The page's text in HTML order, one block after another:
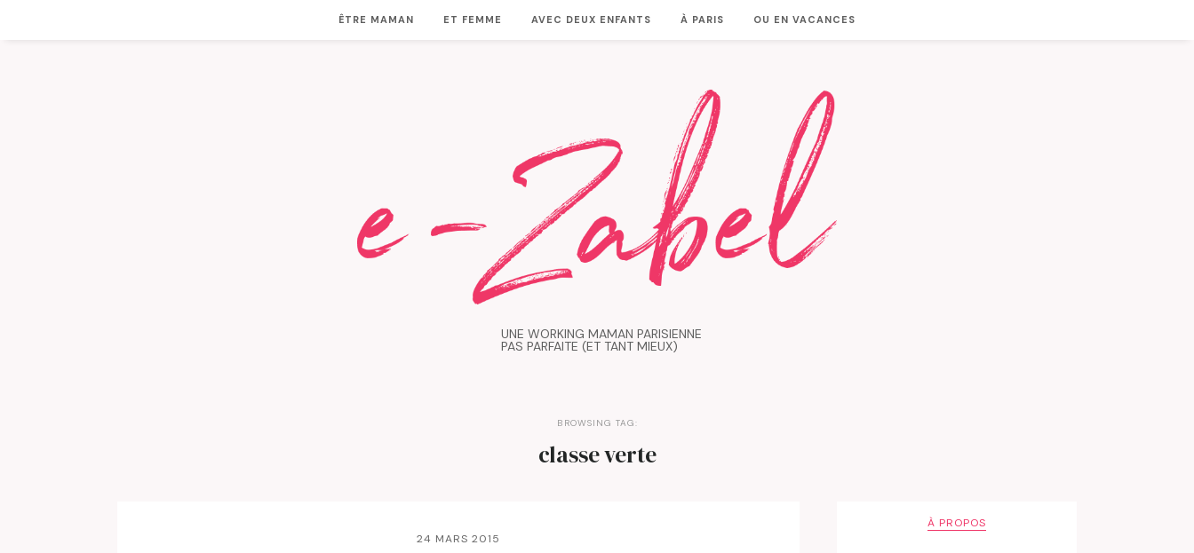
ÊTRE MAMAN ET FEMME AVEC DEUX ENFANTS À PARIS OU EN VACANCES
UNE WORKING MAMAN PARISIENNE
PAS PARFAITE (ET TANT MIEUX)
BROWSING TAG:
classe verte
24 MARS 2015
À PROPOS